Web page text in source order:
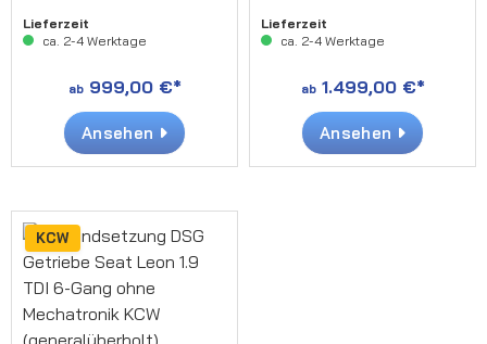
Lieferzeit
ca. 2-4 Werktage
ab999,00 €*
Ansehen
Lieferzeit
ca. 2-4 Werktage
ab1.499,00 €*
Ansehen
KCW